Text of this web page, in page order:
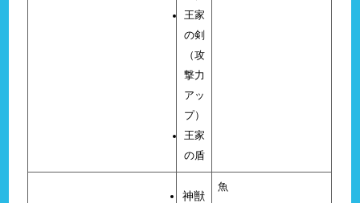
王家
の剣
（攻
撃力
アッ
プ）
王家
の盾
神獣
魚